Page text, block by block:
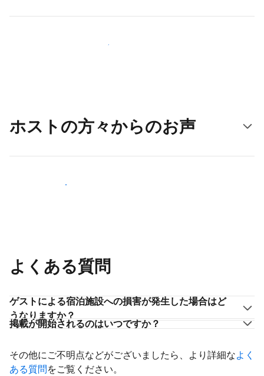
新しいユーザー層に今すぐアプローチする
ホストの方々からのお声
ホストとして登録する
よくある質問
ゲストによる宿泊施設への損害が発生した場合はど
うなりますか？
掲載が開始されるのはいつですか？
その他にご不明点などがございましたら、より詳細なよく
ある質問をご覧ください。